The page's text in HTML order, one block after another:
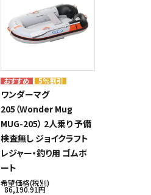
5%割引
ワンダーマグ
205（Wonder Mug
MUG-205） 2人乗り 予備
検査無し ジョイクラフト
レジャー・釣り用 ゴムボ
ート
希望価格(税別)
86,190.91円